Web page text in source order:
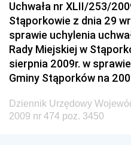
Dziennik Urzędowy
Materiałów Budowlanych
Dziennik Urzędowy
Dziennik Urzędowy
Środowiska
Środowiska
Uchwała nr XLII/253/
Stąporkowie z dnia 29
sprawie uchylenia
Rady Miejskiej w
sierpnia 2009r. w
Gminy Stąporków na
Dziennik Urzędowy
2009 nr 474 poz. 3450